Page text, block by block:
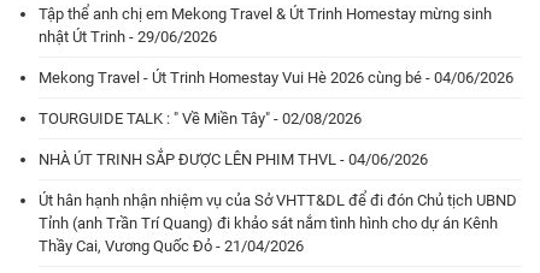
Tập thể anh chị em Mekong Travel & Út Trinh Homestay mừng sinh
nhật Út Trinh - 29/06/2026
Mekong Travel - Út Trinh Homestay Vui Hè 2026 cùng bé - 04/06/2026
TOURGUIDE TALK : " Về Miền Tây" - 02/08/2026
NHÀ ÚT TRINH SẮP ĐƯỢC LÊN PHIM THVL - 04/06/2026
Út hân hạnh nhận nhiệm vụ của Sở VHTT&DL để đi đón Chủ tịch UBND
Tỉnh (anh Trần Trí Quang) đi khảo sát nắm tình hình cho dự án Kênh
Thầy Cai, Vương Quốc Đỏ - 21/04/2026